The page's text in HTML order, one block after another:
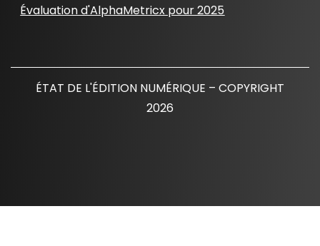
Évaluation d'AlphaMetricx pour 2025
ÉTAT DE L'ÉDITION NUMÉRIQUE – COPYRIGHT
2026